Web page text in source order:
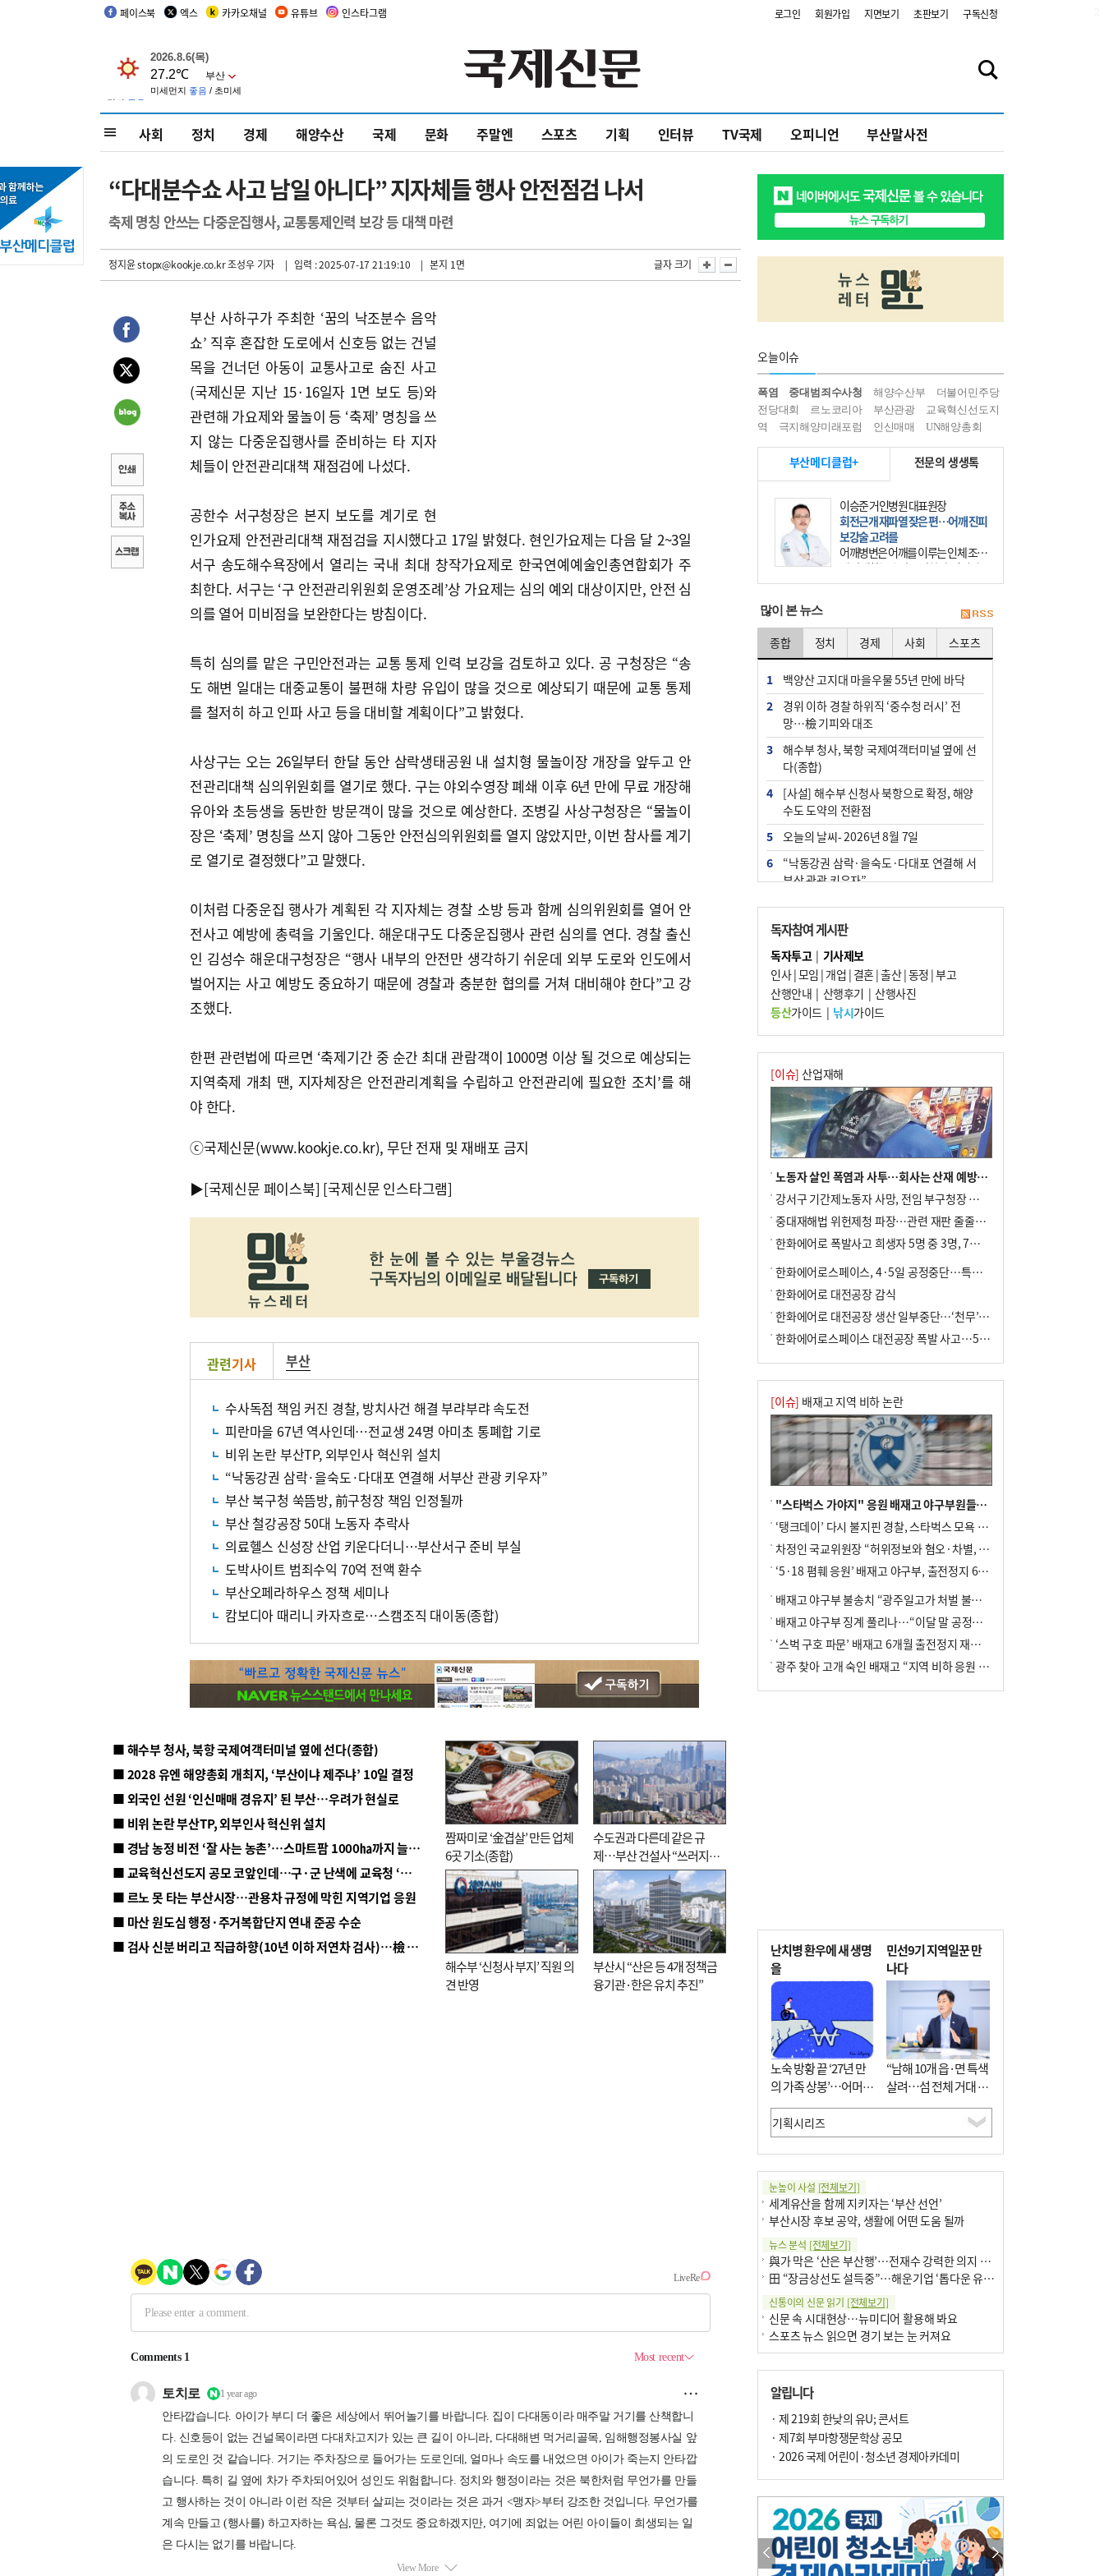
페이스북 엑스 카카오채널 유튜브 인스타그램 로그인 회원가입 지면보기 초판보기 구독신청
사회 정치 경제 해양수산 국제 문화 주말엔 스포츠 기획 인터뷰 TV국제 오피니언 부산말사전
“다대분수쇼 사고 남일 아니다” 지자체들 행사 안전점검 나서
축제 명칭 안쓰는 다중운집행사, 교통통제인력 보강 등 대책 마련
정지윤 stopx@kookje.co.kr 조성우 기자 | 입력 : 2025-07-17 21:19:10 | 본지 1면 글자 크기
부산 사하구가 주최한 ‘꿈의 낙조분수 음악
쇼’ 직후 혼잡한 도로에서 신호등 없는 건널
목을 건너던 아동이 교통사고로 숨진 사고
(국제신문 지난 15·16일자 1면 보도 등)와
관련해 가요제와 물놀이 등 ‘축제’ 명칭을 쓰
지 않는 다중운집행사를 준비하는 타 지자
체들이 안전관리대책 재점검에 나섰다.
공한수 서구청장은 본지 보도를 계기로 현
인가요제 안전관리대책 재점검을 지시했다고 17일 밝혔다. 현인가요제는 다음 달 2~3일
서구 송도해수욕장에서 열리는 국내 최대 창작가요제로 한국연예예술인총연합회가 주
최한다. 서구는 ‘구 안전관리위원회 운영조례’상 가요제는 심의 예외 대상이지만, 안전 심
의를 열어 미비점을 보완한다는 방침이다.
특히 심의를 맡은 구민안전과는 교통 통제 인력 보강을 검토하고 있다. 공 구청장은 “송
도 해변 일대는 대중교통이 불편해 차량 유입이 많을 것으로 예상되기 때문에 교통 통제
를 철저히 하고 인파 사고 등을 대비할 계획이다”고 밝혔다.
사상구는 오는 26일부터 한달 동안 삼락생태공원 내 설치형 물놀이장 개장을 앞두고 안
전관리대책 심의위원회를 열기로 했다. 구는 야외수영장 폐쇄 이후 6년 만에 무료 개장해
유아와 초등생을 동반한 방문객이 많을 것으로 예상한다. 조병길 사상구청장은 “물놀이
장은 ‘축제’ 명칭을 쓰지 않아 그동안 안전심의위원회를 열지 않았지만, 이번 참사를 계기
로 열기로 결정했다”고 말했다.
이처럼 다중운집 행사가 계획된 각 지자체는 경찰 소방 등과 함께 심의위원회를 열어 안
전사고 예방에 총력을 기울인다. 해운대구도 다중운집행사 관련 심의를 연다. 경찰 출신
인 김성수 해운대구청장은 “행사 내부의 안전만 생각하기 쉬운데 외부 도로와 인도에서
벌어지는 사고 예방도 중요하기 때문에 경찰과 충분한 협의를 거쳐 대비해야 한다”고 강
조했다.
한편 관련법에 따르면 ‘축제기간 중 순간 최대 관람객이 1000명 이상 될 것으로 예상되는
지역축제 개최 땐, 지자체장은 안전관리계획을 수립하고 안전관리에 필요한 조치’를 해
야 한다.
ⓒ국제신문(www.kookje.co.kr), 무단 전재 및 재배포 금지
▶[국제신문 페이스북] [국제신문 인스타그램]
관련기사 부산
수사독점 책임 커진 경찰, 방치사건 해결 부랴부랴 속도전
피란마을 67년 역사인데…전교생 24명 아미초 통폐합 기로
비위 논란 부산TP, 외부인사 혁신위 설치
“낙동강권 삼락·을숙도·다대포 연결해 서부산 관광 키우자”
부산 북구청 쑥뜸방, 前구청장 책임 인정될까
부산 철강공장 50대 노동자 추락사
의료헬스 신성장 산업 키운다더니…부산서구 준비 부실
도박사이트 범죄수익 70억 전액 환수
부산오페라하우스 정책 세미나
캄보디아 때리니 카자흐로…스캠조직 대이동(종합)
■ 해수부 청사, 북항 국제여객터미널 옆에 선다(종합)
■ 2028 유엔 해양총회 개최지, ‘부산이냐 제주냐’ 10일 결정
■ 외국인 선원 ‘인신매매 경유지’ 된 부산…우려가 현실로
■ 비위 논란 부산TP, 외부인사 혁신위 설치
■ 경남 농정 비전 ‘잘 사는 농촌’…스마트팜 1000㏊까지 늘린다
■ 교육혁신선도지 공모 코앞인데…구·군 난색에 교육청 ‘쩔쩔’
■ 르노 못 타는 부산시장…관용차 규정에 막힌 지역기업 응원
■ 마산 원도심 행정·주거복합단지 연내 준공 수순
■ 검사 신분 버리고 직급하향(10년 이하 저연차 검사)…檢 중수청행 기피
짬짜미로 ‘金겹살’ 만든 업체
6곳 기소(종합)
수도권과 다른데 같은 규
제…부산 건설사 “쓰러지기
직전”
해수부 ‘신청사 부지’ 직원 의
견 반영
부산시 “산은 등 4개 정책금
융기관·한은 유치 추진”
오늘이슈
폭염 중대범죄수사청 해양수산부
더불어민주당
전당대회
르노코리아 부산관광
교육혁신선도지
역
극지해양미래포럼 인신매매 UN해양총회
부산메디클럽+ 전문의 생생톡
이승준 거인병원 대표원장
회전근개 재파열 잦은 편…어깨 진피
보강술 고려를
어깨병변은 어깨를 이루는 인체 조직
에 발생하는 손상을 말한다. 여기에
는 오십견과 회전근개 증후군, 어깨
많이 본 뉴스
종합 정치 경제 사회 스포츠
1
백양산 고지대 마을우물 55년 만에 바닥
2
경위 이하 경찰 하위직 ‘중수청 러시’ 전
망…檢 기피와 대조
3
해수부 청사, 북항 국제여객터미널 옆에 선
다(종합)
4
[사설] 해수부 신청사 북항으로 확정, 해양
수도 도약의 전환점
5
오늘의 날씨- 2026년 8월 7일
6
“낙동강권 삼락·을숙도·다대포 연결해 서
부산 관광 키우자”
7
부울경 주말부터 비소식…‘극한 폭염’ 한풀
꺾일 듯
8
피란마을 67년 역사인데…전교생 24명 아
미초 통폐합 기로
9
외국인 선원 ‘인신매매 경유지’ 된 부산…
우려가 현실로
10 교육혁신선도지 공모 코앞인데…구·군 난
색에 교육청 ‘쩔쩔’
독자참여 게시판
독자투고| 기사제보
인사|모임 | 개업 | 결혼|출산|동정 |부고
산행안내 | 산행후기 | 산행사진
등산가이드| 낚시가이드
[이슈] 산업재해
노동자 살인 폭염과 사투…회사는 산재 예방·전기료 절감 전력
강서구 기간제노동자 사망, 전임 부구청장 檢 송치
중대재해법 위헌제청 파장…관련 재판 줄줄이 브레이크
한화에어로 폭발사고 희생자 5명 중 3명, 7일 영면
한화에어로스페이스, 4·5일 공정중단…특별 안전점검
한화에어로 대전공장 감식
한화에어로 대전공장 생산 일부중단…‘천무’ 수출 비상
한화에어로스페이스 대전공장 폭발 사고…5명 사망·2명 부상(종합)
[이슈] 배재고 지역 비하 논란
"스타벅스 가야지" 응원 배재고 야구부원들, 학교서 징계 처분
‘탱크데이’ 다시 불지핀 경찰, 스타벅스 모욕 혐의 압수수색
차정인 국교위원장 “허위정보와 혐오·차별, 학교 교실까지 유입"
‘5·18 폄훼 응원’ 배재고 야구부, 출전정지 6개월→1개월 감경
배재고 야구부 불송치 “광주일고가 처벌 불원 의사 표해”
배재고 야구부 징계 풀리나…“이달 말 공정위서 재심의”
‘스벅 구호 파문’ 배재고 6개월 출전정지 재심 신청키로
광주 찾아 고개 숙인 배재고 “지역 비하 응원 잘못”(종합)
난치병 환우에 새 생명
을
노숙 방황 끝 ‘27년 만
의 가족 상봉’…어머니
와 행복 꿈꿔
민선9기 지역일꾼 만
나다
“남해 10개 읍·면 특색
살려…섬 전체 거대 정
원으로 조성”
눈높이 사설 [전체보기]
세계유산을 함께 지키자는 ‘부산 선언’
부산시장 후보 공약, 생활에 어떤 도움 될까
뉴스 분석 [전체보기]
與가 막은 ‘산은 부산행’…전재수 강력한 의지 표명 없인 공염불
田 “장금상선도 설득중”…해운기업 ‘톱다운 유치전’ 가속
신통이의 신문 읽기 [전체보기]
신문 속 시대현상…뉴미디어 활용해 봐요
스포츠 뉴스 읽으면 경기 보는 눈 커져요
구·군 승진 축하화분 관행 없애자니 소상공인 울상
팩트체크[전체보기]
의령 한우산 털중나리
한 손 뉴스[전체보기]
시민이 개발한 폭염 대응 앱 ‘그늘로’ 길안내 지도 등 인기
골목 맛집 발굴 고메 셀렉션…부산시, 페스티벌 시월 연계
알립니다
· 제 219회 한낮의 유U; 콘서트
· 제7회 부마항쟁문학상 공모
· 2026 국제 어린이·청소년 경제아카데미